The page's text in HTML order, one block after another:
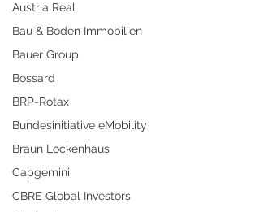
Austria Real
Bau & Boden Immobilien
Bauer Group
Bossard
BRP-Rotax
Bundesinitiative eMobility
Braun Lockenhaus
Capgemini
CBRE Global Investors